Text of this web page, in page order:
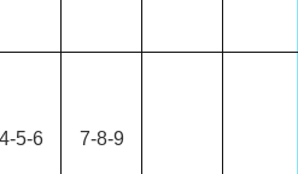
4-5-6 7-8-9